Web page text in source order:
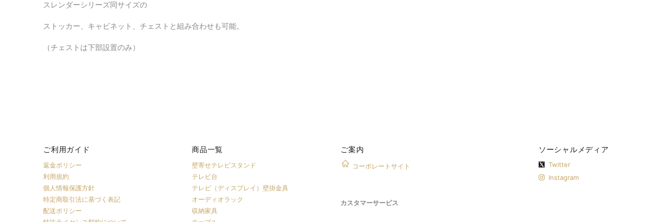
スレンダーシリーズ同サイズの
ストッカー、キャビネット、チェストと組み合わせも可能。
（チェストは下部設置のみ）
ご利用ガイド
返金ポリシー
利用規約
個人情報保護方針
特定商取引法に基づく表記
配送ポリシー
商品一覧
壁寄せテレビスタンド
テレビ台
テレビ（ディスプレイ）壁掛金具
オーディオラック
収納家具
ご案内
コーポレートサイト
カスタマーサービス
ソーシャルメディア
Twitter
Instagram